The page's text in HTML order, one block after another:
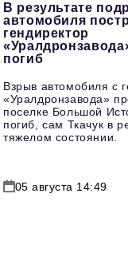
В результате
автомобиля
гендиректор
погиб
Взрыв автомобиля с
«Уралдронзавода»
поселке Большой
погиб, сам Ткачук в
тяжелом состоянии.
05 августа 14:49